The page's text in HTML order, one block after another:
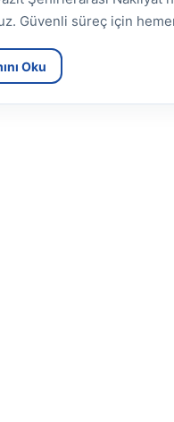
Güvenli süreç için
Oku